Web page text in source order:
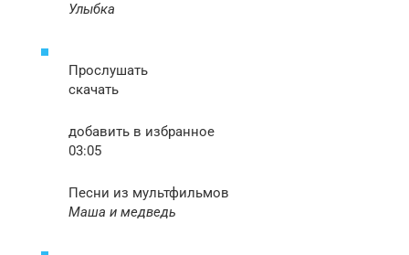
Улыбка
Прослушать
скачать
добавить в избранное
03:05
Песни из мультфильмов
Маша и медведь